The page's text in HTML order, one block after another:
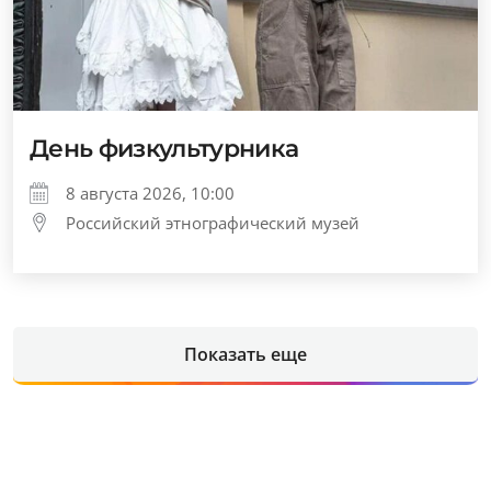
День физкультурника
8 августа 2026, 10:00
Российский этнографический музей
Показать еще